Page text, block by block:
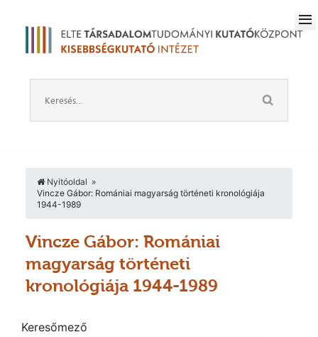
Nyitóoldal
Vincze Gábor: Romániai magyarság történeti kronológiája
1944-1989
Vincze Gábor: Romániai
magyarság történeti
kronológiája 1944-1989
Keresőmező